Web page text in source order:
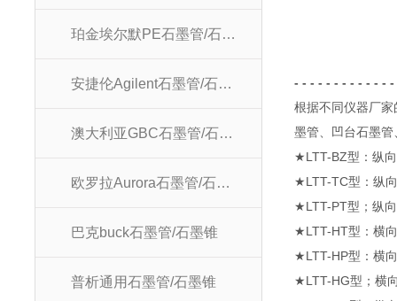
珀金埃尔默PE石墨管/石墨锥
安捷伦Agilent石墨管/石墨锥
澳大利亚GBC石墨管/石墨锥
欧罗拉Aurora石墨管/石墨锥
巴克buck石墨管/石墨锥
普析通用石墨管/石墨锥
- - - - - - - - - - - -
根据不同仪器厂
墨管、凹台石墨
★LTT-BZ型：纵
★LTT-TC型：纵
★LTT-PT型；纵
★LTT-HT型：横
★LTT-HP型：横
★LTT-HG型；横